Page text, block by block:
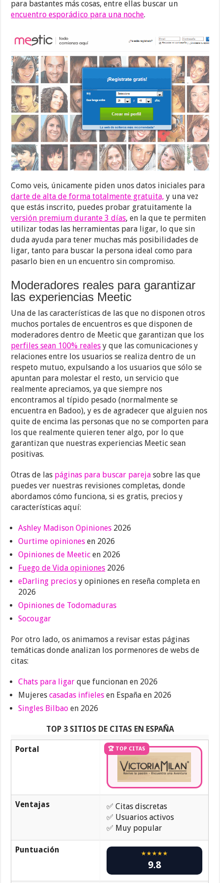
para bastantes más cosas, entre ellas buscar un
encuentro esporádico para una noche.
Como veis, únicamente piden unos datos iniciales para
darte de alta de forma totalmente gratuita, y una vez
que estás inscrito, puedes probar gratuitamente la
versión premium durante 3 días, en la que te permiten
utilizar todas las herramientas para ligar, lo que sin
duda ayuda para tener muchas más posibilidades de
ligar, tanto para buscar la persona ideal como para
pasarlo bien en un encuentro sin compromiso.
Moderadores reales para garantizar
las experiencias Meetic
Una de las características de las que no disponen otros
muchos portales de encuentros es que disponen de
moderadores dentro de Meetic que garantizan que los
perfiles sean 100% reales y que las comunicaciones y
relaciones entre los usuarios se realiza dentro de un
respeto mutuo, expulsando a los usuarios que sólo se
apuntan para molestar el resto, un servicio que
realmente apreciamos, ya que siempre nos
encontramos al típido pesado (normalmente se
encuentra en Badoo), y es de agradecer que alguien nos
quite de encima las personas que no se comporten para
los que realmente quieren tener algo, por lo que
garantizan que nuestras experiencias Meetic sean
positivas.
Otras de las páginas para buscar pareja sobre las que
puedes ver nuestras revisiones completas, donde
abordamos cómo funciona, si es gratis, precios y
características aquí:
Ashley Madison Opiniones 2026
Ourtime opiniones en 2026
Opiniones de Meetic en 2026
Fuego de Vida opiniones 2026
eDarling precios y opiniones en reseña completa en
2026
Opiniones de Todomaduras
Socougar
Por otro lado, os animamos a revisar estas páginas
temáticas donde analizan los pormenores de webs de
citas:
Chats para ligar que funcionan en 2026
Mujerescasadas infieles en España en 2026
Singles Bilbao en 2026
TOP 3 SITIOS DE CITAS EN ESPAÑA
Portal 🏆 TOP CITAS
Ventajas
✅ Citas discretas
✅ Usuarios activos
✅ Muy popular
Puntuación ★★★★★
9.8